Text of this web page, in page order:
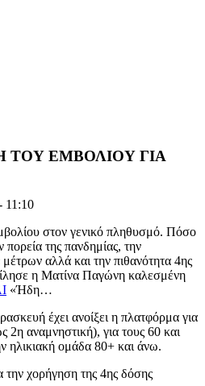
ΤΟΥ ΕΜΒΟΛΙΟΥ ΓΙΑ
11:10
στον γενικό πληθυσμό. Πόσο
πορεία της πανδημίας, την
αλλά και την πιθανότητα 4ης
η Ματίνα Παγώνη καλεσμένη
«Ήδη…
έχει ανοίξει η πλατφόρμα για
2η αναμνηστική), για τους 60 και
ηλικιακή ομάδα 80+ και άνω.
την χορήγηση της 4ης δόσης